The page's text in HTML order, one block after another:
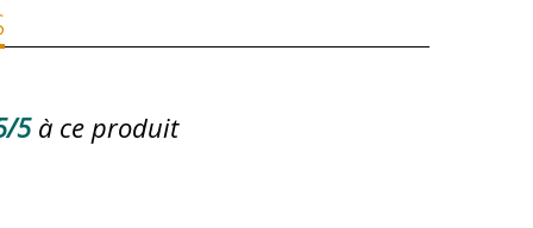
5 à ce produit